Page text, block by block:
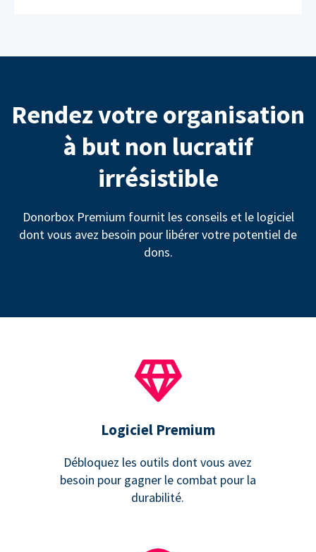
Rendez votre organisation
à but non lucratif
irrésistible
Donorbox Premium fournit les conseils et le logiciel
dont vous avez besoin pour libérer votre potentiel de
dons.
Logiciel Premium
Débloquez les outils dont vous avez
besoin pour gagner le combat pour la
durabilité.